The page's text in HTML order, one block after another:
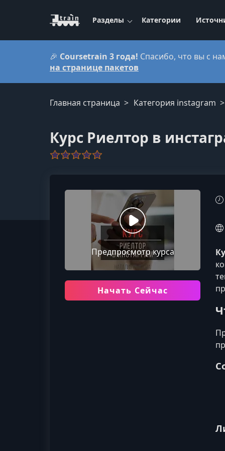
Разделы Категории
🎉 Coursetrain 3 года! Спасибо, что вы с
на странице пакетов
Главная страница Категория instagram
Курс Риелтор в
Предпросмотр курса
Начать Сейчас